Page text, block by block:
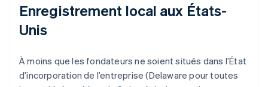
Enregistrement local aux États-
Unis
À moins que les fondateurs ne soient situés dans l’État
d’incorporation de l’entreprise (Delaware pour toutes